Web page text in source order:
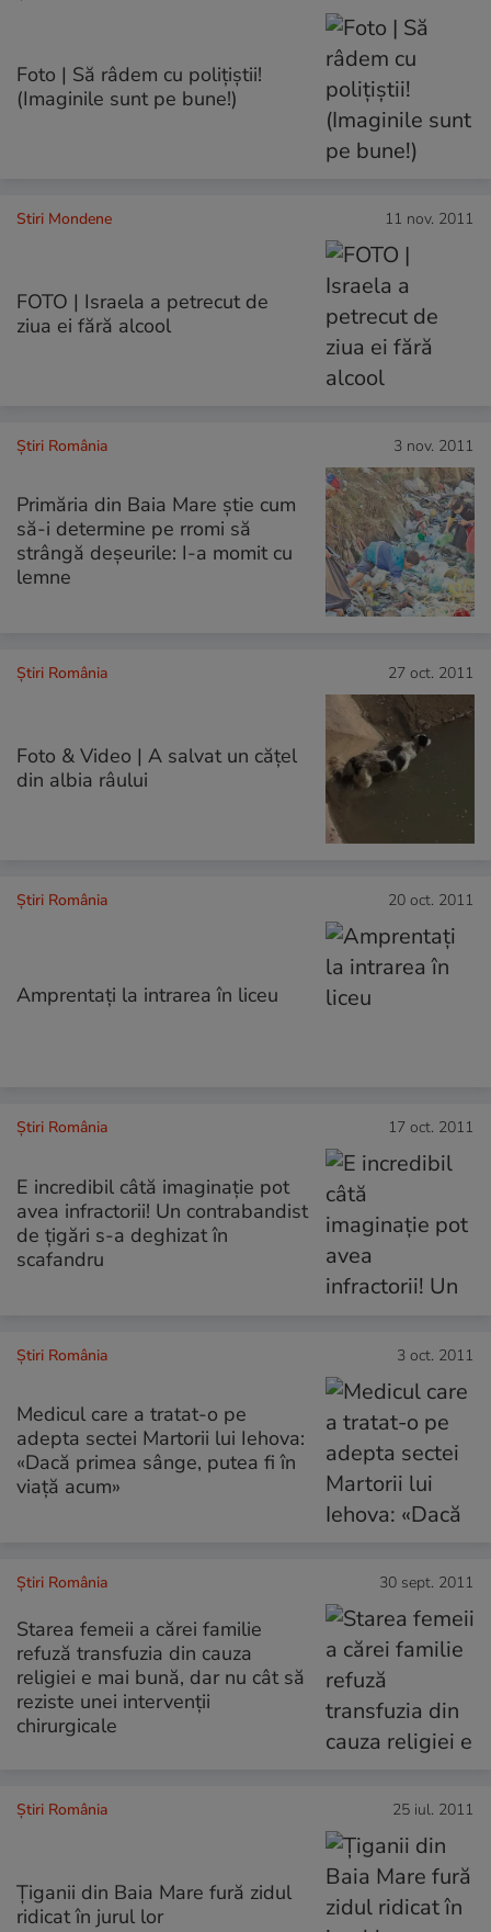
Foto | Să râdem cu polițiștii!
(Imaginile sunt pe bune!)
Stiri Mondene 11 nov. 2011
FOTO | Israela a petrecut de
ziua ei fără alcool
Știri România 3 nov. 2011
Primăria din Baia Mare ştie cum
să-i determine pe rromi să
strângă deşeurile: I-a momit cu
lemne
Știri România 27 oct. 2011
Foto & Video | A salvat un căţel
din albia râului
Știri România 20 oct. 2011
Amprentaţi la intrarea în liceu
Știri România 17 oct. 2011
E incredibil câtă imaginaţie pot
avea infractorii! Un contrabandist
de ţigări s-a deghizat în
scafandru
Știri România 3 oct. 2011
Medicul care a tratat-o pe
adepta sectei Martorii lui Iehova:
«Dacă primea sânge, putea fi în
viaţă acum»
Știri România 30 sept. 2011
Starea femeii a cărei familie
refuză transfuzia din cauza
religiei e mai bună, dar nu cât să
reziste unei intervenţii
chirurgicale
Știri România 25 iul. 2011
Țiganii din Baia Mare fură zidul
ridicat în jurul lor